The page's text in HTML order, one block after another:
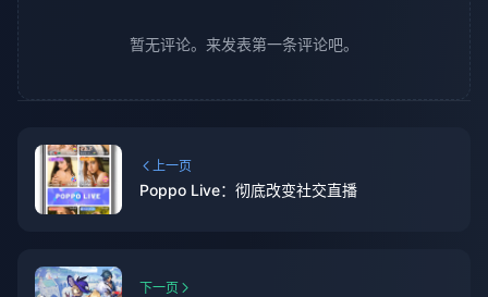
暂无评论。来发表第一条评论吧。
上一页
Poppo Live：彻底改变社交直播
下一页